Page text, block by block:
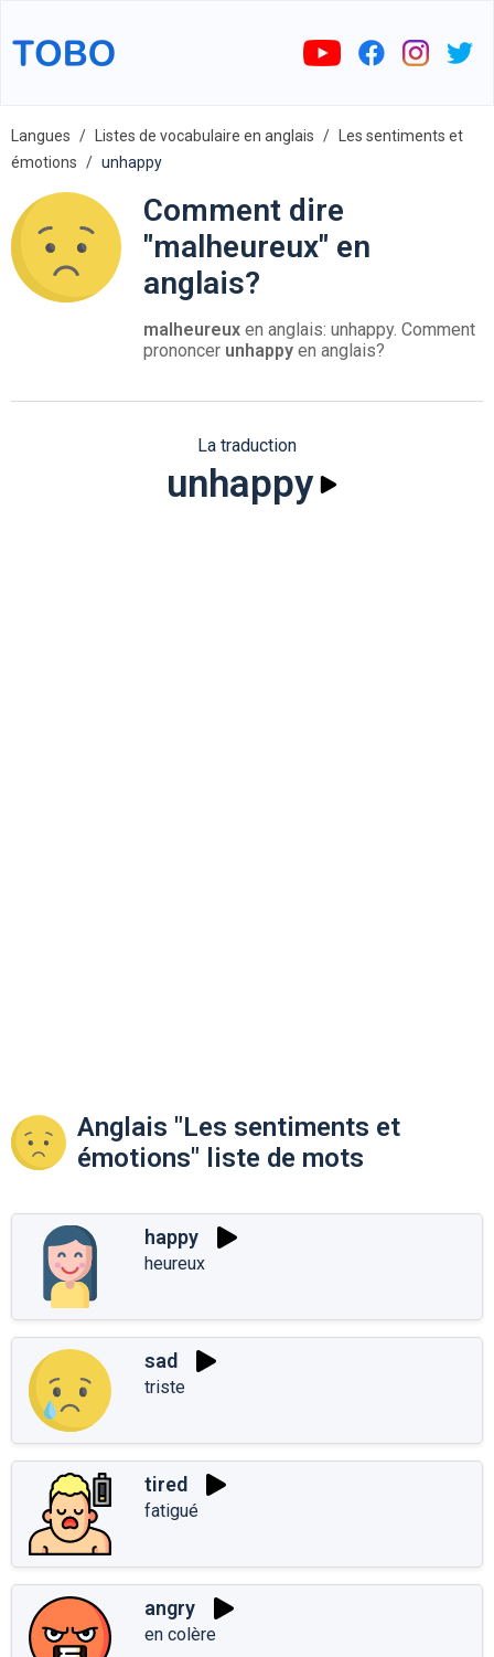
Langues Listes de vocabulaire en anglais
Les sentiments et
émotions
unhappy
Comment dire
"malheureux" en
anglais?
malheureux en anglais: unhappy. Comment
prononcer unhappy en anglais?
La traduction
unhappy
Anglais "Les sentiments et
émotions" liste de mots
happy
heureux
sad
triste
tired
fatigué
angry
en colère